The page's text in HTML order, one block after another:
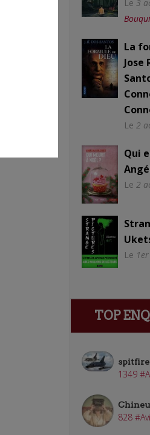
Le 3
La
Jose
Le 2
Qui
Le 2
Le
TOP
1349
828